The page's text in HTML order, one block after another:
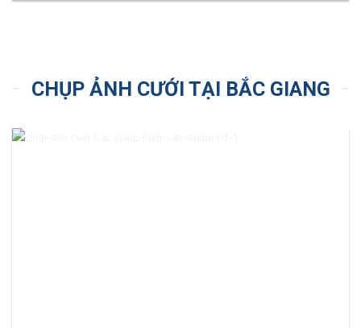
CHỤP ẢNH CƯỚI TẠI BẮC GIANG